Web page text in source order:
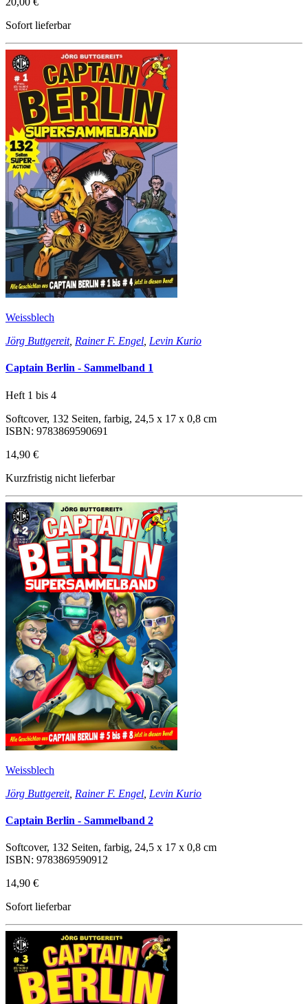
Sofort lieferbar
Weissblech
Jörg Buttgereit, Rainer F. Engel Levin Kurio
Captain Berlin - Sammelband 1
Heft 1 bis 4
Softcover, 132 Seiten, farbig, 24,5 x 17 x 0,8 cm
ISBN: 9783869590691
14,90 €
Kurzfristig nicht lieferbar
Weissblech
Jörg Buttgereit, Rainer F. Engel Levin Kurio
Captain Berlin - Sammelband 2
Softcover, 132 Seiten, farbig, 24,5 x 17 x 0,8 cm
ISBN: 9783869590912
14,90 €
Sofort lieferbar